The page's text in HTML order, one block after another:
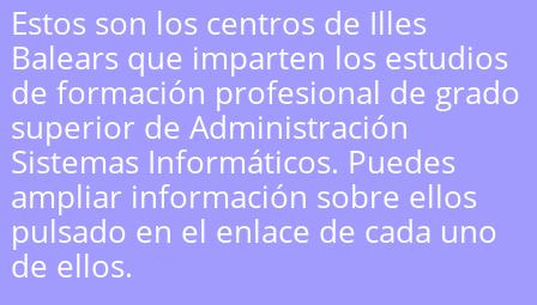
Estos son los centros de Illes
Balears que imparten los estudios
de formación profesional de grado
superior de Administración
Sistemas Informáticos. Puedes
ampliar información sobre ellos
pulsado en el enlace de cada uno
de ellos.